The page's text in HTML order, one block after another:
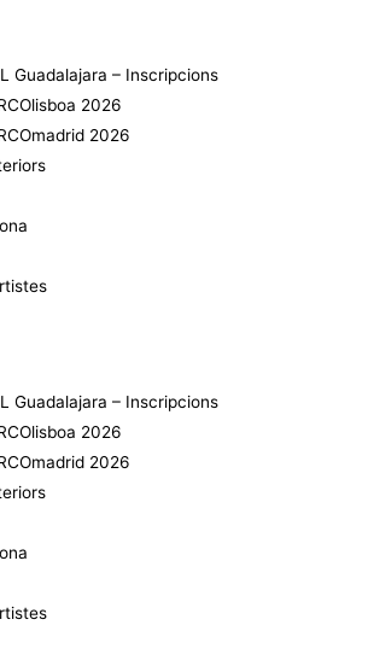
Guadalajara – Inscripcions
2026
2026
Guadalajara – Inscripcions
2026
2026